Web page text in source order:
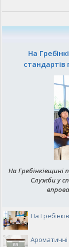
На
На Гребінківщині
Служби у
На
Ароматичні